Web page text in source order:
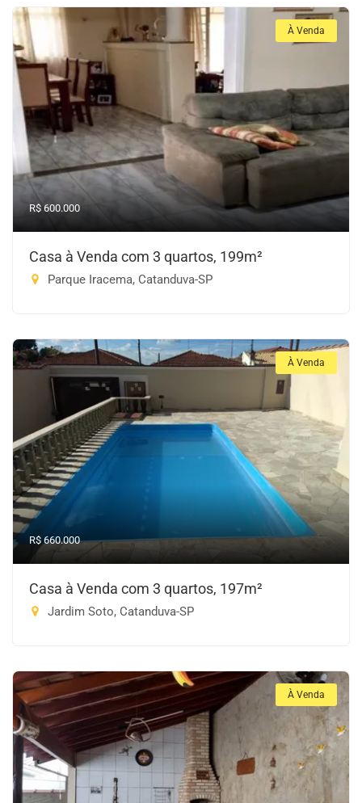
À Venda
R$ 600.000
Casa à Venda com 3 quartos, 199m²
Parque Iracema, Catanduva-SP
À Venda
R$ 660.000
Casa à Venda com 3 quartos, 197m²
Jardim Soto, Catanduva-SP
À Venda